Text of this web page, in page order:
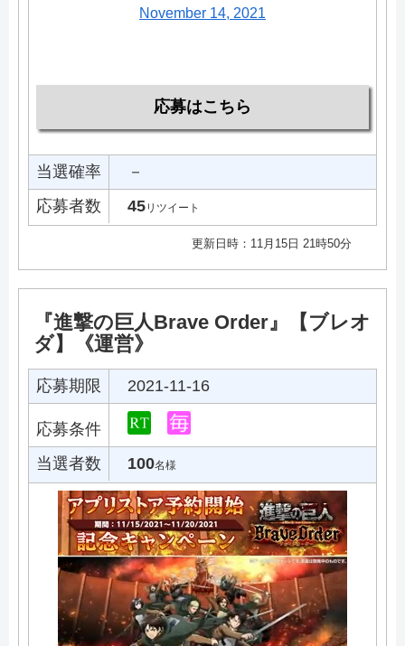
November 14, 2021
応募はこちら
当選確率
－
応募者数
45リツイート
更新日時：11月15日 21時50分
『進撃の巨人Brave Order』【ブレオ
ダ】《運営》
応募期限 2021-11-16
応募条件
当選者数
100名様